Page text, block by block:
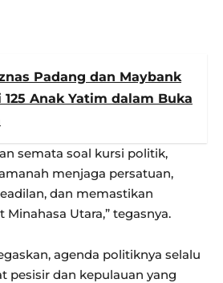
Padang dan Maybank
Anak Yatim dalam Buka
semata soal kursi politik,
menjaga persatuan,
dan memastikan
Minahasa Utara,” tegasnya.
agenda politiknya selalu
pesisir dan kepulauan yang